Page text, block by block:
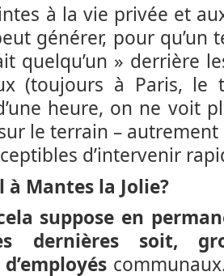
à la vie privée et
générer, pour qu’un
quelqu’un » derrière
(toujours à Paris, le
heure, on ne voit
le terrain –
d’intervenir
à Mantes la Jolie?
suppose en
dernières soit,